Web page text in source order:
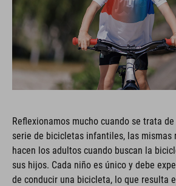
Reflexionamos mucho cuando se trata
serie de bicicletas infantiles, las mismas
hacen los adultos cuando buscan la
sus hijos. Cada niño es único y debe
de conducir una bicicleta, lo que resulta